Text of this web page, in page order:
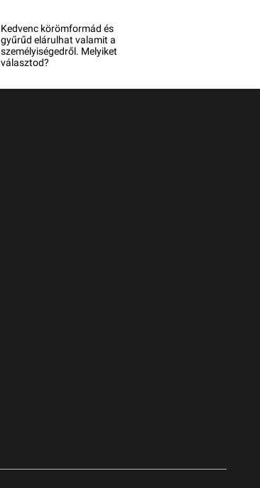
Kedvenc körömformád és
gyűrűd elárulhat valamit a
személyiségedről. Melyiket
választod?